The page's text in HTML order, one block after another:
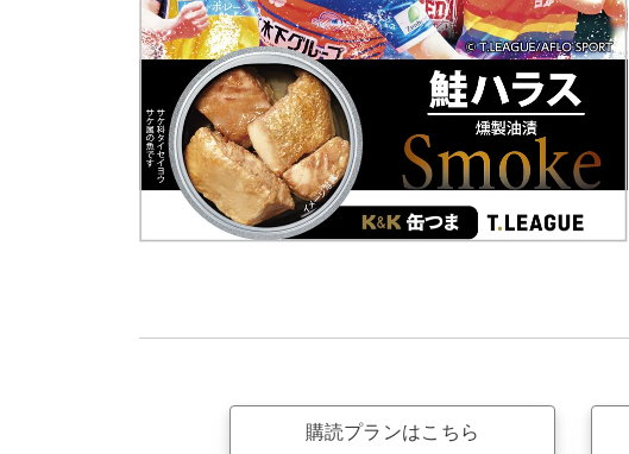
購読プランはこちら